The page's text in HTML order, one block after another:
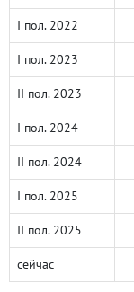
I пол. 2022
I пол. 2023
II пол. 2023
I пол. 2024
II пол. 2024
I пол. 2025
II пол. 2025
сейчас